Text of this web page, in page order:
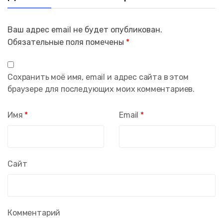
Ваш адрес email не будет опубликован.
Обязательные поля помечены *
Комментарий
Имя * Email *
Сайт
Сохранить моё имя, email и адрес сайта в этом
браузере для последующих моих комментариев.